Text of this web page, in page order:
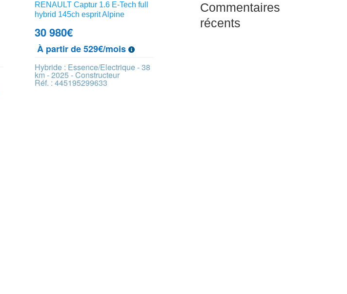
RENAULT Captur 1.6 E-Tech full
hybrid 145ch esprit Alpine
30 980€
À partir de 529€/mois
Hybride : Essence/Electrique - 38
km - 2025 - Constructeur
Réf. : 445195299633
Commentaires
récents